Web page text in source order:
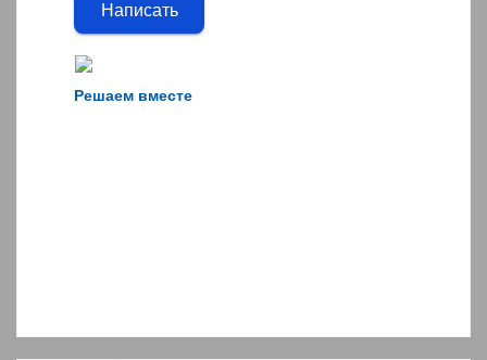
Решаем вместе
Написать